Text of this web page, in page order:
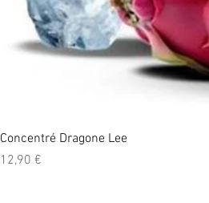
Concentré Dragone Lee
Prix
12,90 €